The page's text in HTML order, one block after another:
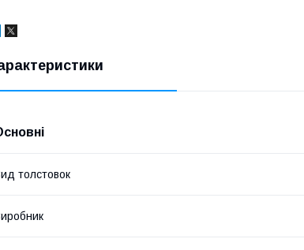
толстовок